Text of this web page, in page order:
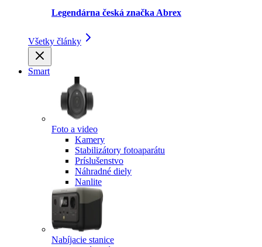
Legendárna česká značka Abrex
Všetky články
Smart
Foto a video
Kamery
Stabilizátory fotoaparátu
Príslušenstvo
Náhradné diely
Nanlite
Nabíjacie stanice